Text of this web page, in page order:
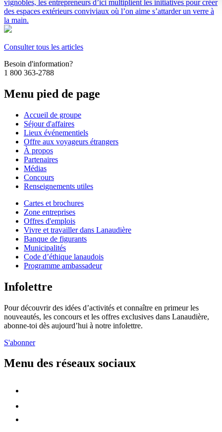
vignobles, les entrepreneurs d’ici multiplient les initiatives pour créer
des espaces extérieurs conviviaux où l’on aime s’attarder un verre à
la main.
Consulter tous les articles
Besoin d'information?
1 800 363-2788
Menu pied de page
Accueil de groupe
Séjour d'affaires
Lieux événementiels
Offre aux voyageurs étrangers
À propos
Partenaires
Médias
Concours
Renseignements utiles
Cartes et brochures
Zone entreprises
Offres d'emplois
Vivre et travailler dans Lanaudière
Banque de figurants
Municipalités
Code d’éthique lanaudois
Programme ambassadeur
Infolettre
Pour découvrir des idées d’activités et connaître en primeur les
nouveautés, les concours et les offres exclusives dans Lanaudière,
abonne-toi dès aujourd’hui à notre infolettre.
S'abonner
Menu des réseaux sociaux